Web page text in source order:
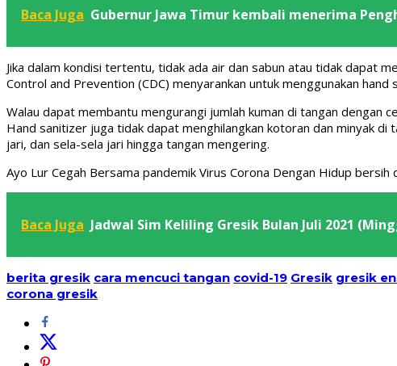
Baca Juga Gubernur Jawa Timur kembali menerima
Jika dalam kondisi tertentu, tidak ada air dan sabun atau tidak dapat
Control and Prevention (CDC) menyarankan untuk menggunakan
Walau dapat membantu mengurangi jumlah kuman di tangan dengan
Hand sanitizer juga tidak dapat menghilangkan kotoran dan minyak di
jari, dan sela-sela jari hingga tangan mengering.
Ayo Lur Cegah Bersama pandemik Virus Corona Dengan Hidup bersih
Baca Juga Jadwal Sim Keliling Gresik Bulan Juli 2021
berita gresik cara mencuci tangan covid-19 Gresik gresik
corona gresik